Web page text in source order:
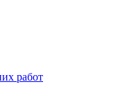
работ